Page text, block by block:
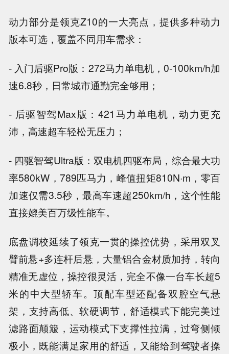
动力部分是领克Z10的一大亮点，提供多种动力
版本可选，覆盖不同用车需求：
- 入门后驱Pro版：272马力单电机，0-100km/h加
速6.8秒，日常城市通勤完全够用；
- 后驱智驾Max版：421马力单电机，动力更充
沛，高速超车轻松无压力；
- 四驱智驾Ultra版：双电机四驱布局，综合最大功
率580kW，789匹马力，峰值扭矩810N·m，零百
加速仅需3.5秒，最高车速超250km/h，这个性能
直接媲美百万级性能车。
底盘调校延续了领克一贯的操控优势，采用双叉
臂前悬+多连杆后悬，大量铝合金材质加持，转向
精准无虚位，操控很灵活，完全不像一台车长超5
米的中大型轿车。顶配车型还配备双腔空气悬
架，支持高低、软硬调节，舒适模式下能完美过
滤路面颠簸，运动模式下支撑性拉满，过弯侧倾
极小，既能满足家用的舒适，又能给到驾驶者操